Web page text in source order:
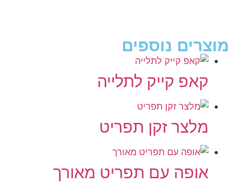
מוצרים נוספים
קאפ קייק לתלייה
מלצר זקן תפריט
אופה עם תפריט מאורך